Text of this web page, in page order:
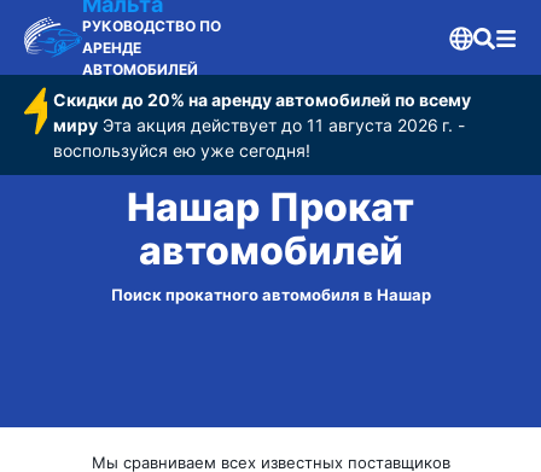
РУКОВОДСТВО ПО
АРЕНДЕ
АВТОМОБИЛЕЙ
Скидки до 20% на аренду автомобилей по всему
мируЭта акция действует до 11 августа 2026 г. -
воспользуйся ею уже сегодня!
Нашар Прокат
автомобилей
Поиск прокатного автомобиля в Нашар
Мы сравниваем всех известных поставщиков